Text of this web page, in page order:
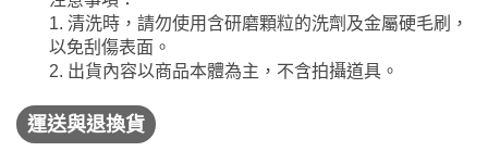
1. 清洗時，請勿使用含研磨顆粒的洗劑及金屬硬毛刷，
以免刮傷表面。
2. 出貨內容以商品本體為主，不含拍攝道具。
運送與退換貨